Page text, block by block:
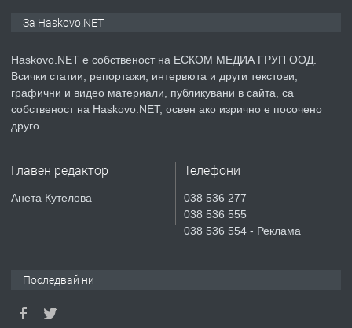
преди 3 дни
ПРЕДЛАГА
Продавам парцел в гр. Хасково кв.
СГЛОБЯВАНЕ НА МЕБЕЛИ.
За Haskovo.NET
Haskovo.NET е собственост на ЕСКОМ МЕДИА ГРУП ООД.
Всички статии, репортажи, интервюта и други текстови,
графични и видео материали, публикувани в сайта, са
собственост на Haskovo.NET, освен ако изрично е посочено
друго.
Главен редактор
Анета Кутелова
Телефони
038 536 277
038 536 555
038 536 554 - Реклама
Последвай ни